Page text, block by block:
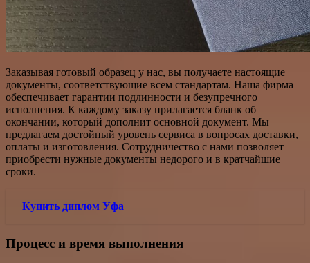
Заказывая готовый образец у нас, вы получаете настоящие
документы, соответствующие всем стандартам. Наша фирма
обеспечивает гарантии подлинности и безупречного
исполнения. К каждому заказу прилагается бланк об
окончании, который дополнит основной документ. Мы
предлагаем достойный уровень сервиса в вопросах доставки,
оплаты и изготовления. Сотрудничество с нами позволяет
приобрести нужные документы недорого и в кратчайшие
сроки.
Купить диплом Уфа
Процесс и время выполнения